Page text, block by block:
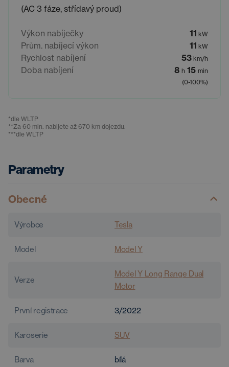
(AC 3 fáze, střídavý proud)
Výkon nabíječky 11 kW
Prům. nabíjecí výkon 11 kW
Rychlost nabíjení 53 km/h
Doba nabíjení 8 h 15 min
(0-100%)
*dle WLTP
**Za 60 min. nabijete až 670 km dojezdu.
***dle WLTP
Parametry
Obecné
Výrobce Tesla
Model Model Y
Verze
Model Y Long Range Dual
Motor
První registrace 3/2022
Karoserie SUV
Barva bílá